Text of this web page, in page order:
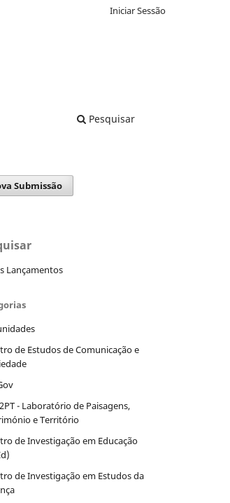
Pesquisar
Iniciar Sessão
Submissão
Lançamentos
de Estudos de Comunicação e
- Laboratório de Paisagens,
e Território
de Investigação em Educação
de Investigação em Estudos da